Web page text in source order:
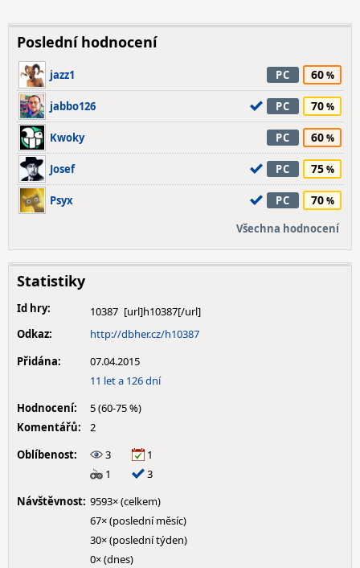
Poslední hodnocení
jazz1 PC 60
jabbo126 PC 70
Kwoky PC 60
Josef PC 75
Psyx PC 70
Všechna hodnocení
Statistiky
Id hry:
10387
Odkaz:
http://dbher.cz/h10387
Přidána:
07.04.2015
11 let a 126 dní
Hodnocení:
5 (60-75 %)
Komentářů:
2
Oblíbenost:
3
1
1
3
Návštěvnost: 9593× (celkem)
67× (poslední měsíc)
30× (poslední týden)
0× (dnes)